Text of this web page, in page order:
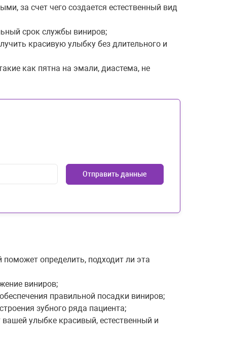
за счет чего создается естественный вид
срок службы виниров;
красивую улыбку без длительного и
как пятна на эмали, диастема, не
Отправить данные
определить, подходит ли эта
виниров;
правильной посадки виниров;
зубного ряда пациента;
улыбке красивый, естественный и